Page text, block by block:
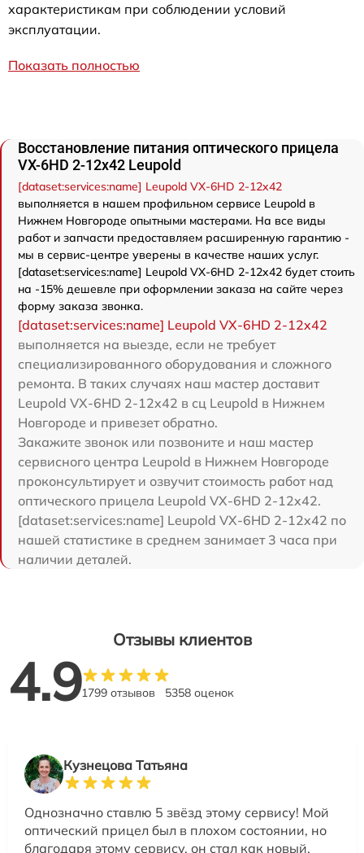
характеристикам при соблюдении условий
эксплуатации.
Показать полностью
Восстановление питания оптического прицела
VX-6HD 2-12x42 Leupold
[dataset:services:name] Leupold VX-6HD 2-12x42
выполняется в нашем профильном сервисе Leupold в
Нижнем Новгороде опытными мастерами. На все виды
работ и запчасти предоставляем расширенную гарантию -
мы в сервис-центре уверены в качестве наших услуг.
[dataset:services:name] Leupold VX-6HD 2-12x42 будет стоить
на -15% дешевле при оформлении заказа на сайте через
форму заказа звонка.
[dataset:services:name] Leupold VX-6HD 2-12x42
выполняется на выезде, если не требует
специализированного оборудования и сложного
ремонта. В таких случаях наш мастер доставит
Leupold VX-6HD 2-12x42 в сц Leupold в Нижнем
Новгороде и привезет обратно.
Закажите звонок или позвоните и наш мастер
сервисного центра Leupold в Нижнем Новгороде
проконсультирует и озвучит стоимость работ над
оптического прицела Leupold VX-6HD 2-12x42.
[dataset:services:name] Leupold VX-6HD 2-12x42 по
нашей статистике в среднем занимает 3 часа при
наличии деталей.
Отзывы клиентов
4.91799 отзывов 5358 оценок
Кузнецова Татьяна
Однозначно ставлю 5 звёзд этому сервису! Мой
оптический прицел был в плохом состоянии, но
благодаря этому сервису, он стал как новый.